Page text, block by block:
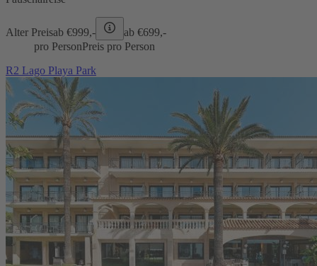
Alter Preisab €999,- ab €699,-
pro PersonPreis pro Person
R2 Lago Playa Park